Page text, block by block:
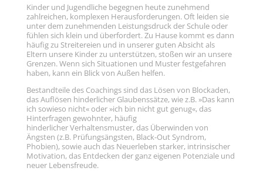
Kinder und Jugendliche begegnen heute zunehmend
zahlreichen, komplexen Herausforderungen. Oft leiden sie
unter dem zunehmenden Leistungsdruck der Schule oder
fühlen sich klein und überfordert. Zu Hause kommt es dann
häufig zu Streitereien und in unserer guten Absicht als
Eltern unsere Kinder zu unterstützen, stoßen wir an unsere
Grenzen. Wenn sich Situationen und Muster festgefahren
haben, kann ein Blick von Außen helfen.
Bestandteile des Coachings sind das Lösen von Blockaden,
das Auflösen hinderlicher Glaubenssätze, wie z.B. »Das kann
ich sowieso nicht« oder »ich bin nicht gut genug«, das
Hinterfragen gewohnter, häufig
hinderlicher Verhaltensmuster, das Überwinden von
Ängsten (z.B. Prüfungsängsten, Black-Out Syndrom,
Phobien), sowie auch das Neuerleben starker, intrinsischer
Motivation, das Entdecken der ganz eigenen Potenziale und
neuer Lebensfreude.